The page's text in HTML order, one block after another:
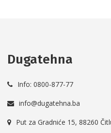
Dugatehna
Info: 0800-877-77
info@dugatehna.ba
Put za Gradniće 15, 88260